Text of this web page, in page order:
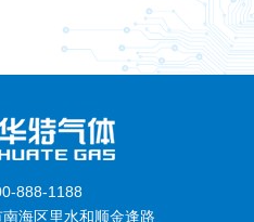
888-1188
海区里水和顺金逢路